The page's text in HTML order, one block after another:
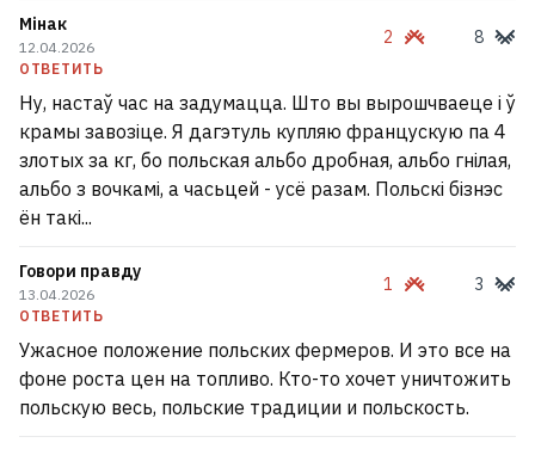
Мінак
12.04.2026
ОТВЕТИТЬ
2 8
Ну, настаў час на задумацца. Што вы вырошчваеце і ў
крамы завозіце. Я дагэтуль купляю францускую па 4
злотых за кг, бо польская альбо дробная, альбо гнілая,
альбо з вочкамі, а часьцей - усё разам. Польскі бізнэс
ён такі...
Говори правду
13.04.2026
ОТВЕТИТЬ
1 3
Ужасное положение польских фермеров. И это все на
фоне роста цен на топливо. Кто-то хочет уничтожить
польскую весь, польские традиции и польскость.